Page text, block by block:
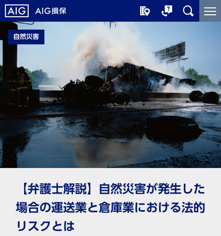
メ
イ
コ
テ
ン
ジ
ン
プ
こ
こ
ら
イ
ン
テ
ツ
で
す
自然災害
【弁護士解説】自然災害が発生した
場合の運送業と倉庫業における法的
リスクとは